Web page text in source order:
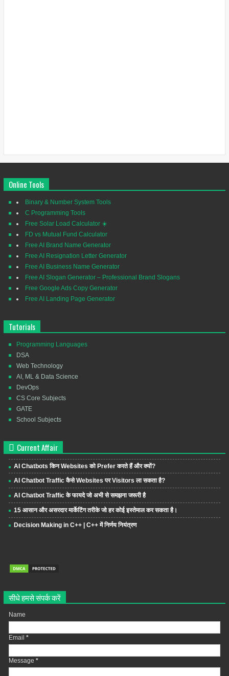
Online Tools
Binary & Number System Tools
C Programming Tools
Free Solar Load Calculator ☀️
FD vs Mutual Fund Calculator
Free AI Brand Name Generator
Free AI Resignation Letter Generator
Free AI Business Name Generator
Free AI Slogan Generator – Professional Brand Slogans
Free Google Ads Copy Generator
Free AI Landing Page Generator
Tutorials
Programming Languages
DSA
Web Technology
AI, ML & Data Science
DevOps
CS Core Subjects
GATE
School Subjects
Current Affair
AI Chatbots किन Websites को Prefer करते हैं और क्यों?
AI Chatbot Traffic कैसे Websites पर Visitors ला सकता है?
AI Chatbot Traffic के फायदे जो अभी से समझना जरूरी है
15 आसान और असरदार मार्केटिंग तरीके जो हर कोई इस्तेमाल कर सकता है।
Decision Making in C++ | C++ में निर्णय नियंत्रण
सीधे हमसे संपर्क करें
Name
Email *
Message *